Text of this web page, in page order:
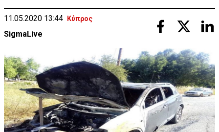
11.05.2020 13:44 Κύπρος
SigmaLive